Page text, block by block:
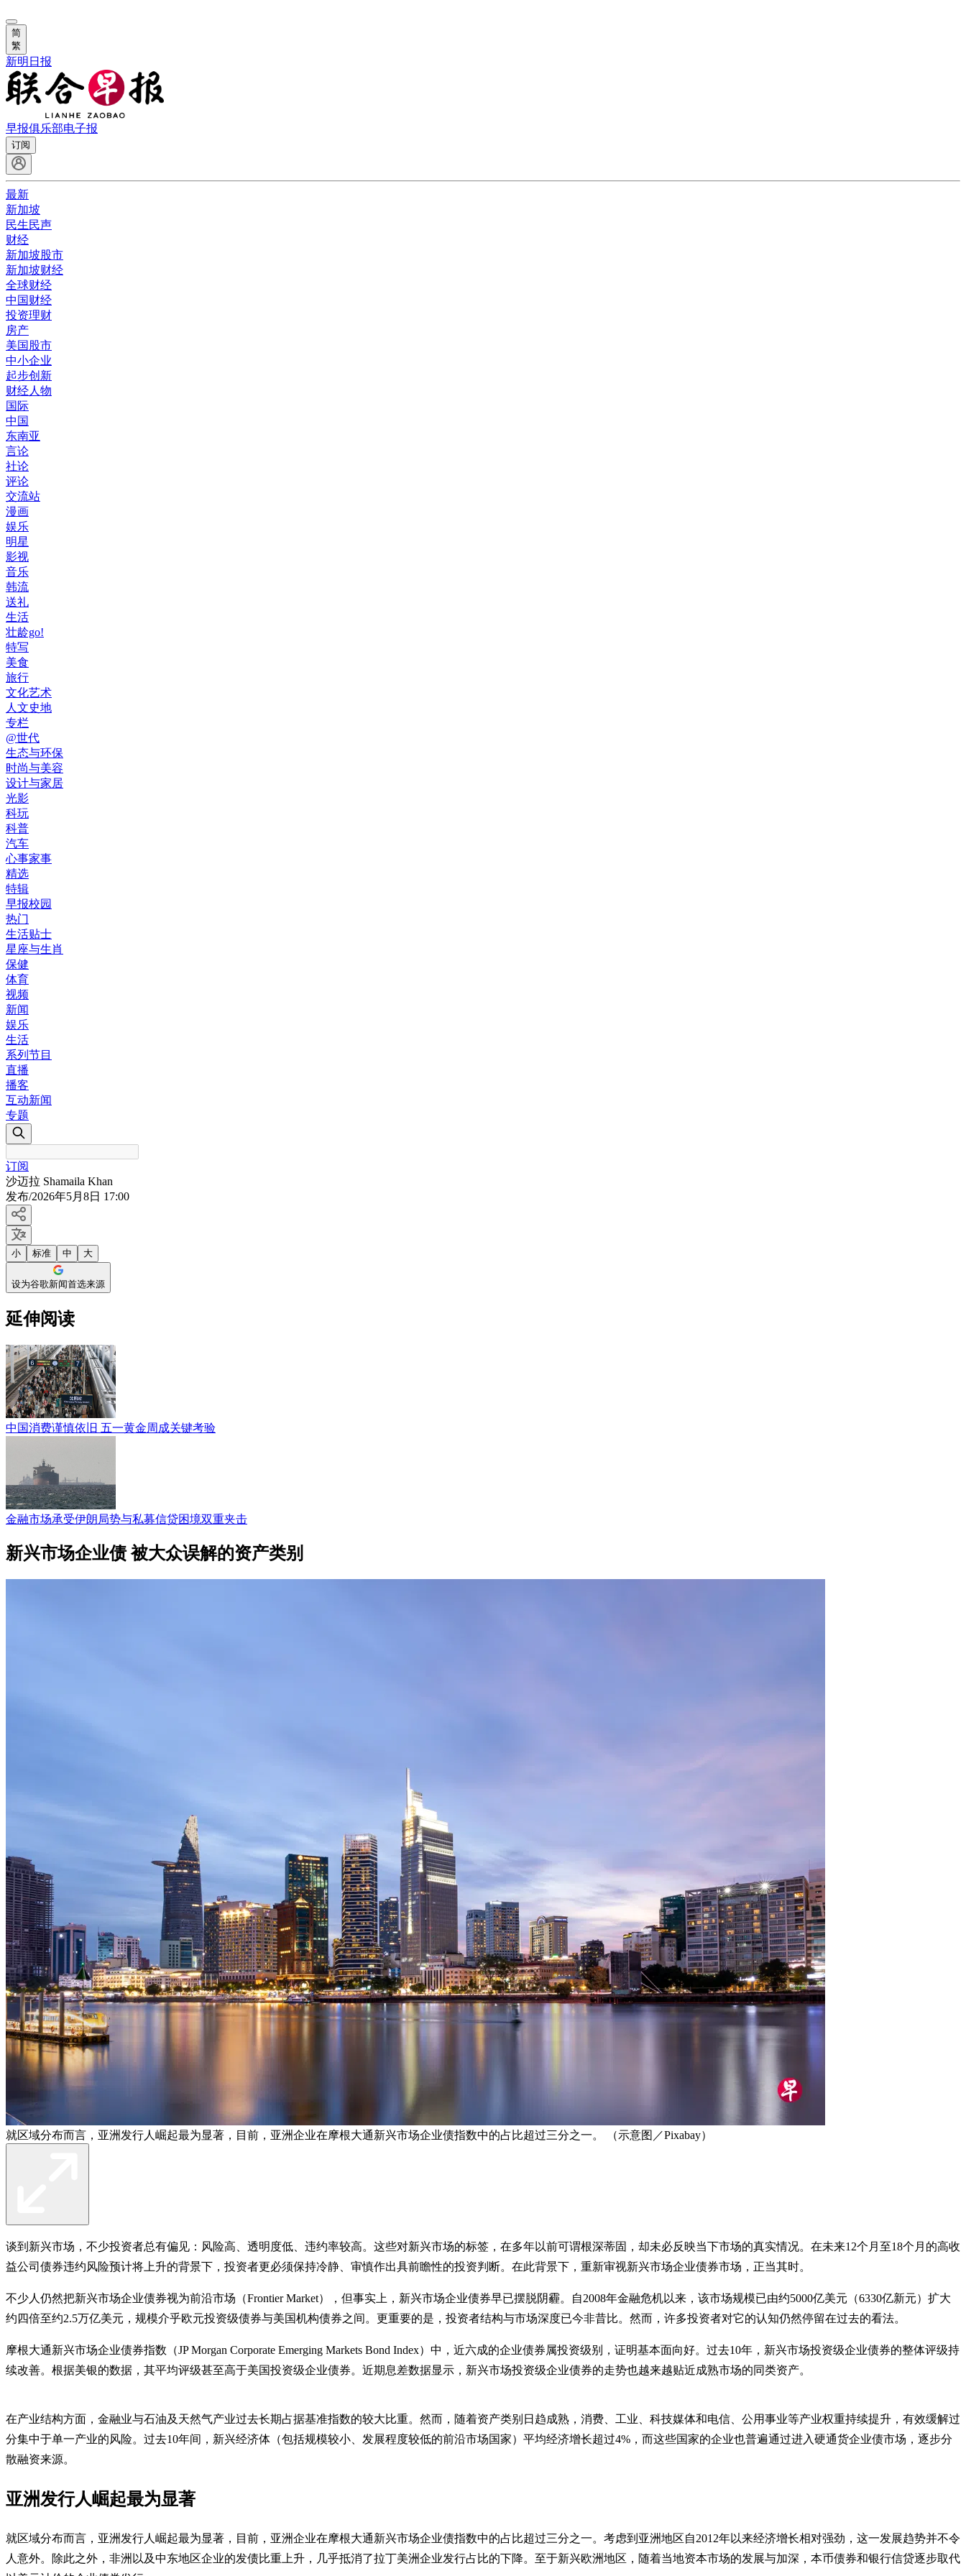
简
繁
新明日报
早报俱乐部电子报
订阅
最新
新加坡
民生民声
财经
新加坡股市
新加坡财经
全球财经
中国财经
投资理财
房产
美国股市
中小企业
起步创新
财经人物
国际
中国
东南亚
言论
社论
评论
交流站
漫画
娱乐
明星
影视
音乐
韩流
送礼
生活
壮龄go!
特写
美食
旅行
文化艺术
人文史地
专栏
@世代
生态与环保
时尚与美容
设计与家居
光影
科玩
科普
汽车
心事家事
精选
特辑
早报校园
热门
生活贴士
星座与生肖
保健
体育
视频
新闻
娱乐
生活
系列节目
直播
播客
互动新闻
专题
订阅
沙迈拉 Shamaila Khan
发布/2026年5月8日 17:00
小 标准 中 大
设为谷歌新闻首选来源
延伸阅读
中国消费谨慎依旧 五一黄金周成关键考验
金融市场承受伊朗局势与私募信贷困境双重夹击
新兴市场企业债 被大众误解的资产类别
就区域分布而言，亚洲发行人崛起最为显著，目前，亚洲企业在摩根大通新兴市场企业债指数中的占比超过三分之一。 （示意图／Pixabay）
谈到新兴市场，不少投资者总有偏见：风险高、透明度低、违约率较高。这些对新兴市场的标签，在多年以前可谓根深蒂固，却未必反映当下市场的真实情况。在未来12个月至18个月的高收
益公司债券违约风险预计将上升的背景下，投资者更必须保持冷静、审慎作出具前瞻性的投资判断。在此背景下，重新审视新兴市场企业债券市场，正当其时。
不少人仍然把新兴市场企业债券视为前沿市场（Frontier Market），但事实上，新兴市场企业债券早已摆脱阴霾。自2008年金融危机以来，该市场规模已由约5000亿美元（6330亿新元）扩大
约四倍至约2.5万亿美元，规模介乎欧元投资级债券与美国机构债券之间。更重要的是，投资者结构与市场深度已今非昔比。然而，许多投资者对它的认知仍然停留在过去的看法。
摩根大通新兴市场企业债券指数（JP Morgan Corporate Emerging Markets Bond Index）中，近六成的企业债券属投资级别，证明基本面向好。过去10年，新兴市场投资级企业债券的整体评级持
续改善。根据美银的数据，其平均评级甚至高于美国投资级企业债券。近期息差数据显示，新兴市场投资级企业债券的走势也越来越贴近成熟市场的同类资产。
在产业结构方面，金融业与石油及天然气产业过去长期占据基准指数的较大比重。然而，随着资产类别日趋成熟，消费、工业、科技媒体和电信、公用事业等产业权重持续提升，有效缓解过
分集中于单一产业的风险。过去10年间，新兴经济体（包括规模较小、发展程度较低的前沿市场国家）平均经济增长超过4%，而这些国家的企业也普遍通过进入硬通货企业债市场，逐步分
散融资来源。
亚洲发行人崛起最为显著
就区域分布而言，亚洲发行人崛起最为显著，目前，亚洲企业在摩根大通新兴市场企业债指数中的占比超过三分之一。考虑到亚洲地区自2012年以来经济增长相对强劲，这一发展趋势并不令
人意外。除此之外，非洲以及中东地区企业的发债比重上升，几乎抵消了拉丁美洲企业发行占比的下降。至于新兴欧洲地区，随着当地资本市场的发展与加深，本币债券和银行信贷逐步取代